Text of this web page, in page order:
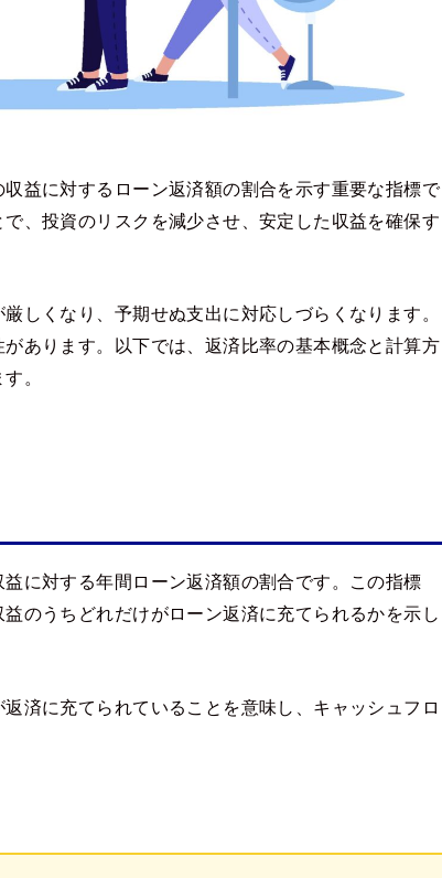
益に対するローン返済額の割合を示す重要な指標で
、投資のリスクを減少させ、安定した収益を確保す
しくなり、予期せぬ支出に対応しづらくなります。
あります。以下では、返済比率の基本概念と計算方
。
に対する年間ローン返済額の割合です。この指標
のうちどれだけがローン返済に充てられるかを示し
済に充てられていることを意味し、キャッシュフロ